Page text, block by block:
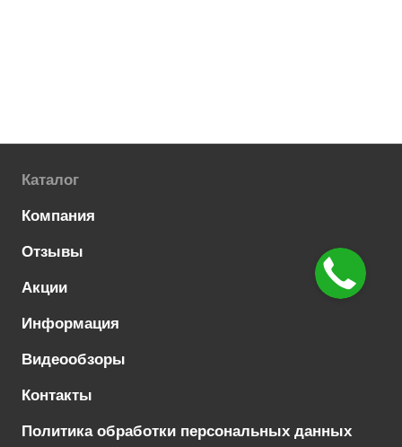
Каталог
Компания
Отзывы
Акции
Информация
Видеообзоры
Контакты
Политика обработки персональных данных